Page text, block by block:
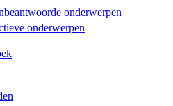
onderwerpen
onderwerpen